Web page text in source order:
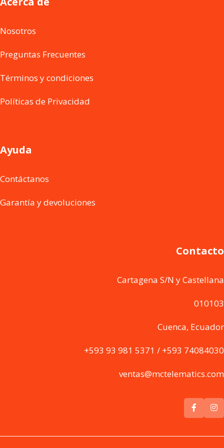
Nosotros
Preguntas Frecuentes
Términos y condiciones
Políticas de Privacidad
Ayuda
Contáctanos
Garantía y devoluciones
Contacto
Cartagena S/N y Castellana
010103
Cuenca, Ecuador
+593 93 981 5371 / +593 74084030
ventas@mctelematics.com